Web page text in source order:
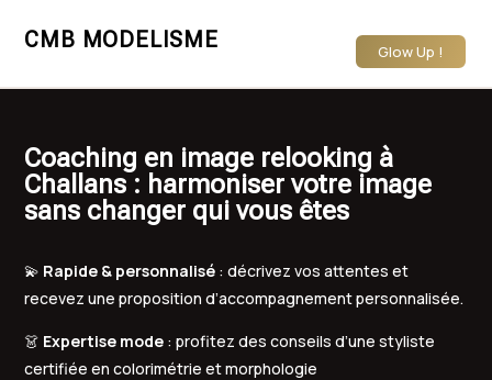
CMB MODELISME Glow Up !
Coaching en image relooking à
Challans : harmoniser votre image
sans changer qui vous êtes
💫 Rapide & personnalisé : décrivez vos attentes et
recevez une proposition d’accompagnement personnalisée.
👗 Expertise mode : profitez des conseils d’une styliste
certifiée en colorimétrie et morphologie